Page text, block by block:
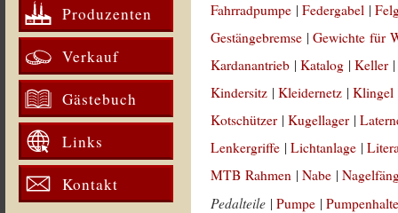
Produzenten
Verkauf
Gästebuch
Links
Kontakt
Fahrradpumpe |Federgabel |
Gestängebremse |Gewichte für
Kardanantrieb |Katalog |Keller
Kindersitz |Kleidernetz |Klingel
Kotschützer |Kugellager |
Lenkergriffe |Lichtanlage |
MTB Rahmen |Nabe |
Pedalteile |Pumpe |